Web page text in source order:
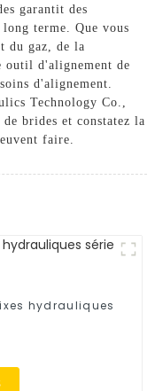
garantit des
terme. Que vous
du gaz, de la
outil d'alignement de
d'alignement.
Technology Co.,
brides et constatez la
faire.
hydrauliques